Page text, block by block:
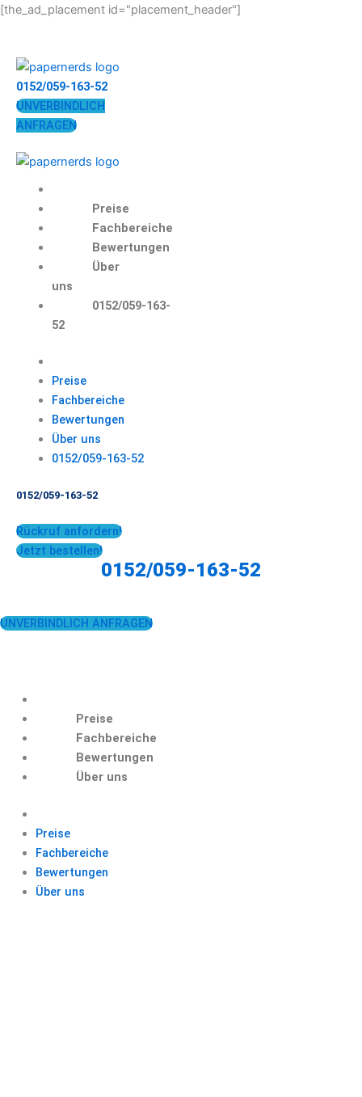
[the_ad_placement id="placement_header"]
Zum
0152/059-163-52
UNVERBINDLICH
ANFRAGEN
Preise
Fachbereiche
Bewertungen
Über
uns
0152/059-163-
52
Preise
Fachbereiche
Bewertungen
Über uns
0152/059-163-52
0152/059-163-52
Rückruf anfordern!
Jetzt bestellen!
0152/059-163-52
UNVERBINDLICH ANFRAGEN
Preise
Fachbereiche
Bewertungen
Über uns
Preise
Fachbereiche
Bewertungen
Über uns